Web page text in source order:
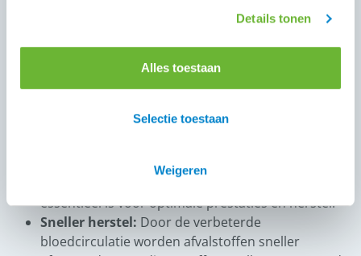
Details tonen
Alles toestaan
Selectie toestaan
Weigeren
Deze stralen worden door de keramische deeltjes in het
materiaal van het zadeldekje weerkaatst, die de
lichaamswarmte van je paard absorberen en omzetten
in deze therapeutische infraroodstralen. Dit is geen
De voordelen voor je paard zijn talrijk en
Verbeterde bloedcirculatie:
stimuleren de bloedtoevoer in de spieren, wat
essentieel is voor optimale prestaties en herstel.
Sneller herstel: Door de verbeterde
bloedcirculatie worden afvalstoffen sneller